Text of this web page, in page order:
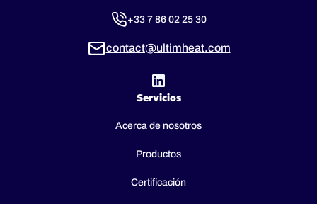
+33 7 86 02 25 30
contact@ultimheat.com
Servicios
Acerca de nosotros
Productos
Certificación